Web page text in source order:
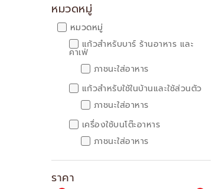
หมวดหมู่
หมวดหมู่
แก้วสำหรับบาร์ ร้านอาหาร และ
คาเฟ่
ภาชนะใส่อาหาร
แก้วสำหรับใช้ในบ้านและใช้ส่วนตัว
ภาชนะใส่อาหาร
เครื่องใช้บนโต๊ะอาหาร
ภาชนะใส่อาหาร
ราคา